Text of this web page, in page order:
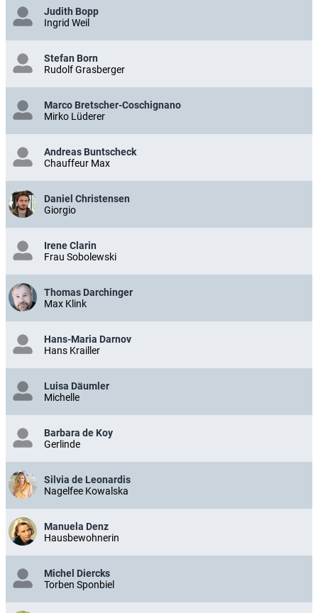
Judith Bopp
Ingrid Weil
Stefan Born
Rudolf Grasberger
Marco Bretscher-Coschignano
Mirko Lüderer
Andreas Buntscheck
Chauffeur Max
Daniel Christensen
Giorgio
Irene Clarin
Frau Sobolewski
Thomas Darchinger
Max Klink
Hans-Maria Darnov
Hans Krailler
Luisa Däumler
Michelle
Barbara de Koy
Gerlinde
Silvia de Leonardis
Nagelfee Kowalska
Manuela Denz
Hausbewohnerin
Michel Diercks
Torben Sponbiel